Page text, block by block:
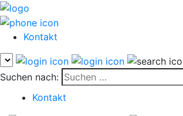
Kontakt
Suchen nach:
Kontakt